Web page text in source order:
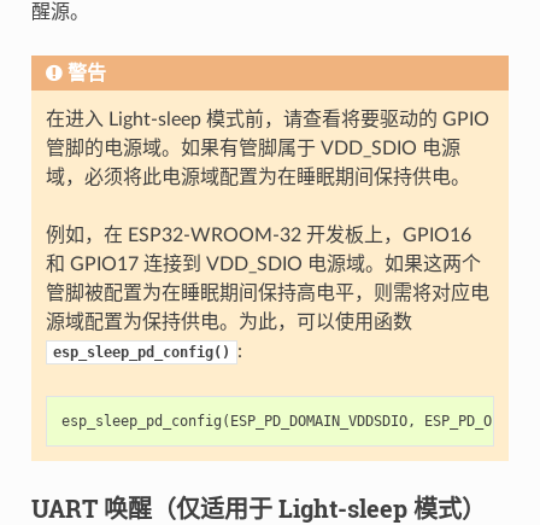
醒源。
警告
在进入 Light-sleep 模式前，请查看将要驱动的 GPIO
管脚的电源域。如果有管脚属于 VDD_SDIO 电源
域，必须将此电源域配置为在睡眠期间保持供电。
例如，在 ESP32-WROOM-32 开发板上，GPIO16
和 GPIO17 连接到 VDD_SDIO 电源域。如果这两个
管脚被配置为在睡眠期间保持高电平，则需将对应电
源域配置为保持供电。为此，可以使用函数
esp_sleep_pd_config() :
esp_sleep_pd_config ( ESP_PD_DOMAIN_VDDSDIO,
UART 唤醒（仅适用于 Light-sleep 模式）